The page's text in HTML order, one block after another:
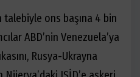
talebiyle ons başına 4 bin
ABD’nin Venezuela’ya
Rusya-Ukrayna